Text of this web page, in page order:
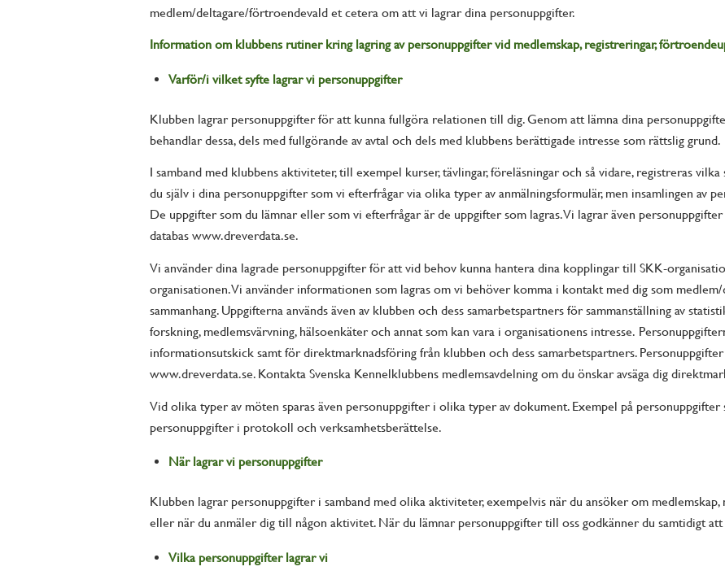
medlem/deltagare/förtroendevald et cetera om att vi lagrar dina personuppgifter.
Information om klubbens rutiner kring lagring av personuppgifter vid medlemskap, registreringar,
Varför/i vilket syfte lagrar vi personuppgifter
Klubben lagrar personuppgifter för att kunna fullgöra relationen till dig. Genom att lämna dina
behandlar dessa, dels med fullgörande av avtal och dels med klubbens berättigade intresse som rättslig grund.
I samband med klubbens aktiviteter, till exempel kurser, tävlingar, föreläsningar och så vidare, registreras
du själv i dina personuppgifter som vi efterfrågar via olika typer av anmälningsformulär, men insamlingen av
De uppgifter som du lämnar eller som vi efterfrågar är de uppgifter som lagras. Vi lagrar även
databas www.dreverdata.se.
Vi använder dina lagrade personuppgifter för att vid behov kunna hantera dina kopplingar till SKK-
organisationen. Vi använder informationen som lagras om vi behöver komma i kontakt med dig som
sammanhang. Uppgifterna används även av klubben och dess samarbetspartners för sammanställning av
forskning, medlemsvärvning, hälsoenkäter och annat som kan vara i organisationens intresse.
informationsutskick samt för direktmarknadsföring från klubben och dess samarbetspartners. Personuppgifter
www.dreverdata.se. Kontakta Svenska Kennelklubbens medlemsavdelning om du önskar avsäga dig
Vid olika typer av möten sparas även personuppgifter i olika typer av dokument. Exempel på personuppgifter
personuppgifter i protokoll och verksamhetsberättelse.
När lagrar vi personuppgifter
Klubben lagrar personuppgifter i samband med olika aktiviteter, exempelvis när du ansöker om
eller när du anmäler dig till någon aktivitet. När du lämnar personuppgifter till oss godkänner du samtidigt
Vilka personuppgifter lagrar vi